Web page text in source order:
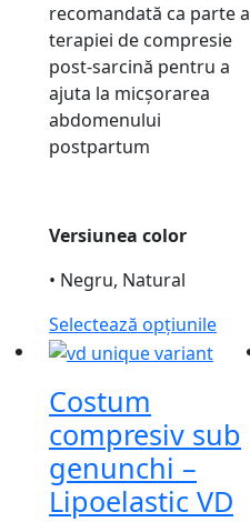
recomandată ca parte a
terapiei de compresie
post-sarcină pentru a
ajuta la micșorarea
abdomenului
postpartum
Versiunea color
• Negru, Natural
Selectează opțiunile
Costum
compresiv sub
genunchi –
Lipoelastic VD